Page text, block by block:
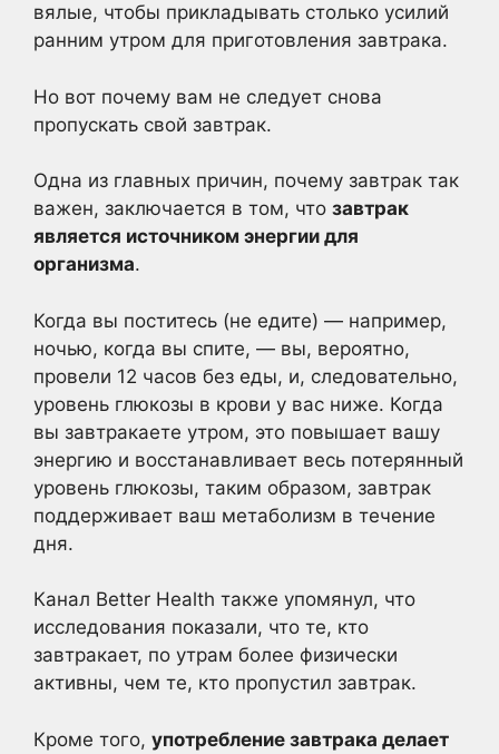
вялые, чтобы прикладывать столько усилий
ранним утром для приготовления завтрака.
Но вот почему вам не следует снова
пропускать свой завтрак.
Одна из главных причин, почему завтрак так
важен, заключается в том, что завтрак
является источником энергии для
организма.
Когда вы поститесь (не едите) — например,
ночью, когда вы спите, — вы, вероятно,
провели 12 часов без еды, и, следовательно,
уровень глюкозы в крови у вас ниже. Когда
вы завтракаете утром, это повышает вашу
энергию и восстанавливает весь потерянный
уровень глюкозы, таким образом, завтрак
поддерживает ваш метаболизм в течение
дня.
Канал Better Health также упомянул, что
исследования показали, что те, кто
завтракает, по утрам более физически
активны, чем те, кто пропустил завтрак.
Кроме того, употребление завтрака делает